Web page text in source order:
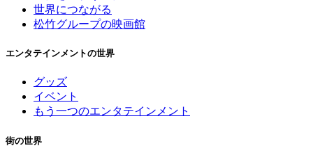
世界につながる
松竹グループの映画館
エンタテインメントの世界
グッズ
イベント
もう一つのエンタテインメント
街の世界